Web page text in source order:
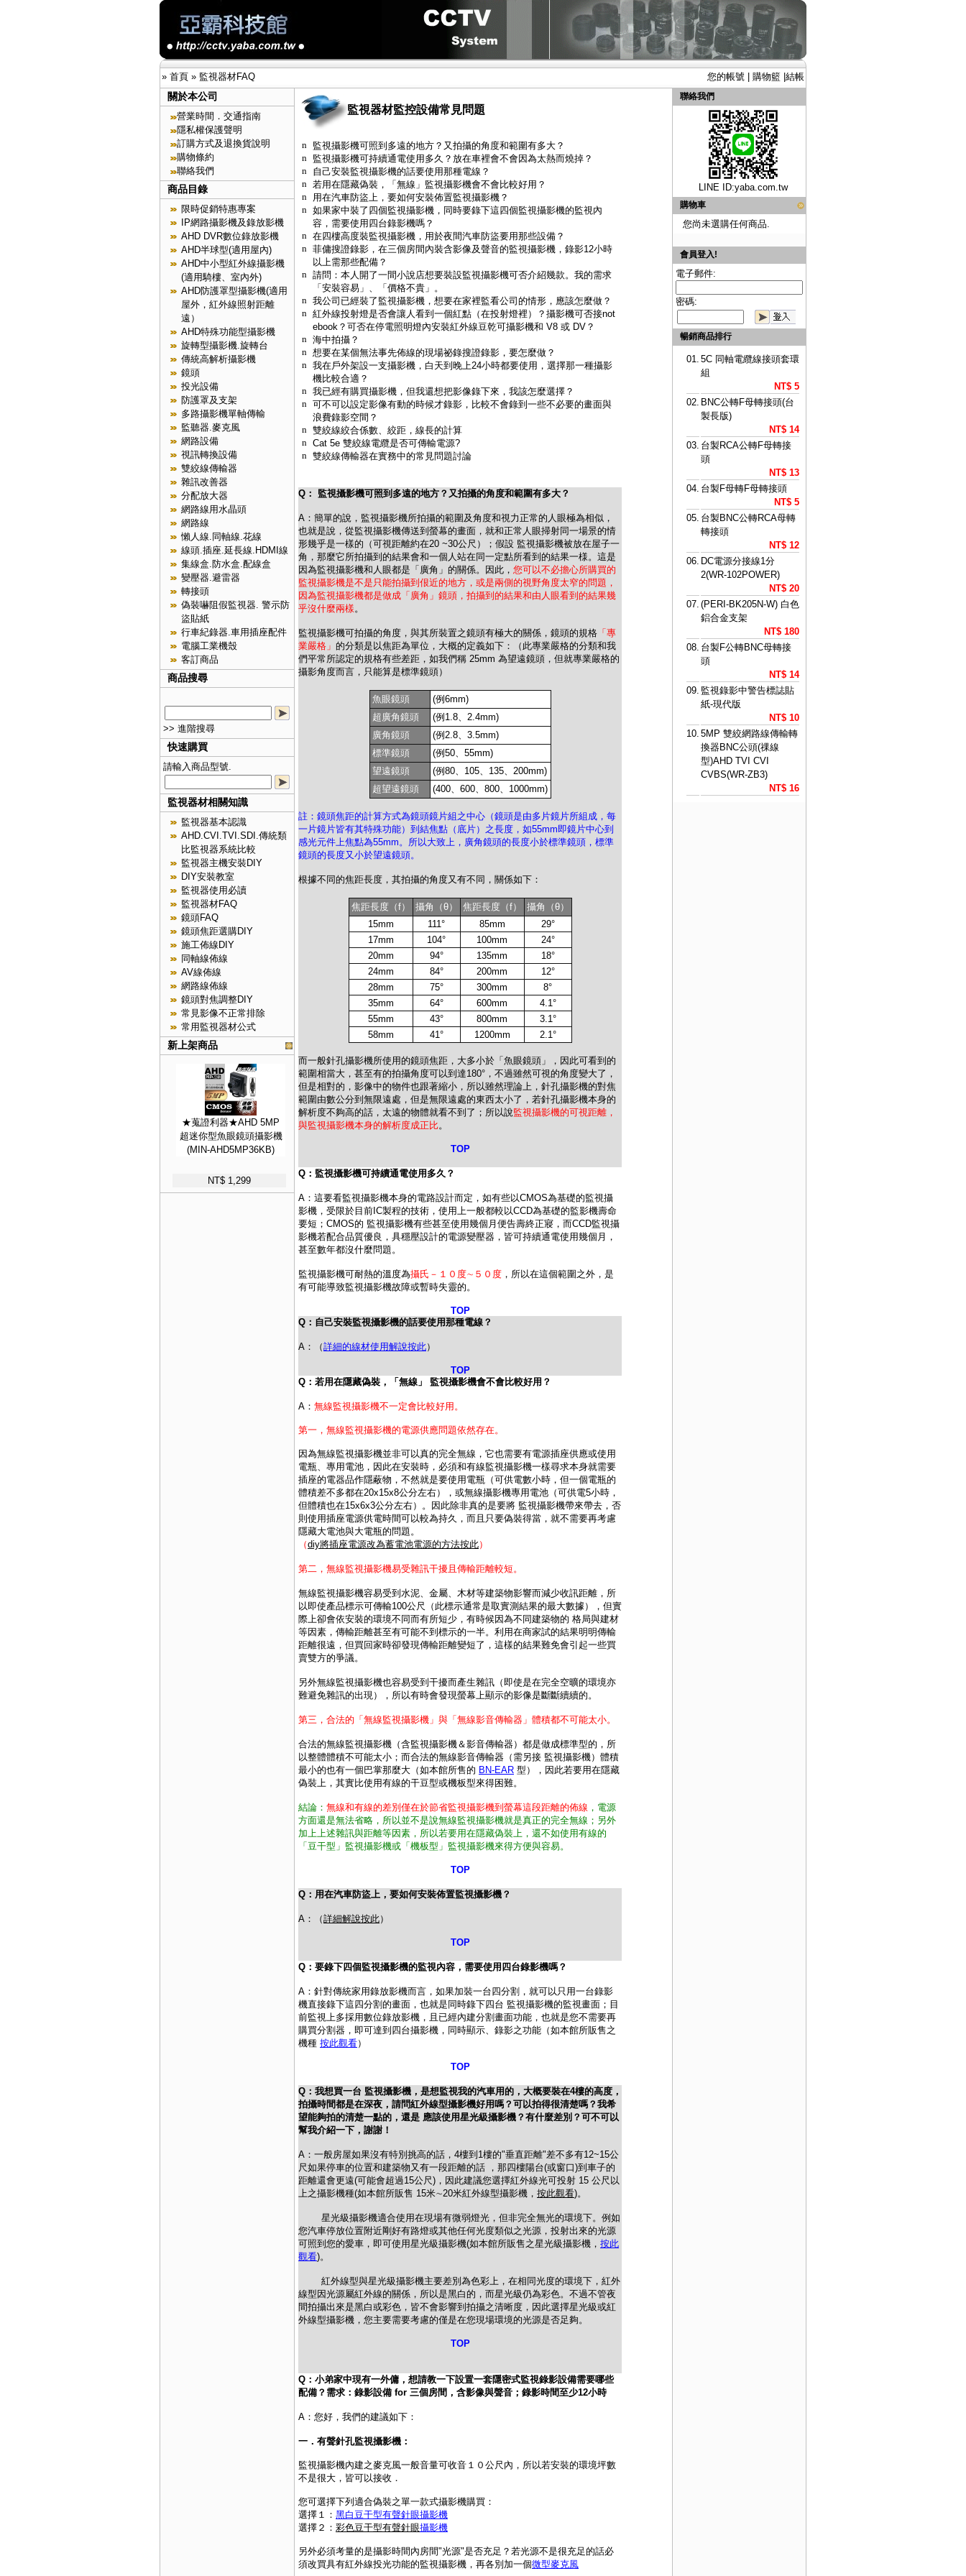
» 首頁 » 監視器材FAQ 您的帳號 購物籃 結帳
關於本公司
營業時間．交通指南
隱私權保護聲明
訂購方式及退換貨說明
購物條約
聯絡我們
商品目錄
限時促銷特惠專案
IP網路攝影機及錄放影機
AHD DVR數位錄放影機
AHD半球型(適用屋內)
AHD中小型紅外線攝影機
(適用騎樓、室內外)
AHD防護罩型攝影機(適用
屋外，紅外線照射距離
遠）
AHD特殊功能型攝影機
旋轉型攝影機.旋轉台
傳統高解析攝影機
鏡頭
投光設備
防護罩及支架
多路攝影機單軸傳輸
監聽器.麥克風
網路設備
視訊轉換設備
雙絞線傳輸器
雜訊改善器
分配放大器
網路線用水晶頭
網路線
懶人線.同軸線.花線
線頭.插座.延長線.HDMI線
集線盒.防水盒.配線盒
變壓器.避雷器
轉接頭
偽裝嚇阻假監視器. 警示防
盜貼紙
行車紀錄器.車用插座配件
電腦工業機殼
客訂商品
商品搜尋
>> 進階搜尋
快速購買
請輸入商品型號.
監視器材相關知識
監視器基本認識
AHD.CVI.TVI.SDI.傳統類
比監視器系統比較
監視器主機安裝DIY
DIY安裝教室
監視器使用必讀
監視器材FAQ
鏡頭FAQ
鏡頭焦距選購DIY
施工佈線DIY
同軸線佈線
AV線佈線
網路線佈線
鏡頭對焦調整DIY
常見影像不正常排除
常用監視器材公式
新上架商品
★蒐證利器★AHD 5MP
超迷你型魚眼鏡頭攝影機
(MIN-AHD5MP36KB)
NT$ 1,299
監視器材監控設備常見問題
n
監視攝影機可照到多遠的地方？又拍攝的角度和範圍有多大？
n
監視攝影機可持續通電使用多久？放在車裡會不會因為太熱而燒掉？
n
自己安裝監視攝影機的話要使用那種電線？
n 若用在隱藏偽裝，「無線」監視攝影機會不會比較好用？
n
用在汽車防盜上，要如何安裝佈置監視攝影機？
n 如果家中裝了四個監視攝影機，同時要錄下這四個監視攝影機的監視內
容，需要使用四台錄影機嗎？
n 在四樓高度裝監視攝影機，用於夜間汽車防盜要用那些設備？
n 菲傭搜證錄影，在三個房間內裝含影像及聲音的監視攝影機，錄影12小時
以上需那些配備？
n 請問：本人開了一間小說店想要裝設監視攝影機可否介紹幾款。我的需求
「安裝容易」、「價格不貴」。
n 我公司已經裝了監視攝影機，想要在家裡監看公司的情形，應該怎麼做？
n 紅外線投射燈是否會讓人看到一個紅點（在投射燈裡）？攝影機可否接not
ebook？可否在停電照明燈內安裝紅外線豆乾可攝影機和 V8 或 DV？
n 海中拍攝？
n 想要在某個無法事先佈線的現場祕錄搜證錄影，要怎麼做？
n 我在戶外架設一支攝影機，白天到晚上24小時都要使用，選擇那一種攝影
機比較合適？
n 我已經有購買攝影機，但我還想把影像錄下來，我該怎麼選擇？
n 可不可以設定影像有動的時候才錄影，比較不會錄到一些不必要的畫面與
浪費錄影空間？
n 雙絞線絞合係數、絞距，線長的計算
n Cat 5e 雙絞線電纜是否可傳輸電源?
n 雙絞線傳輸器在實務中的常見問題討論
Q： 監視攝影機可照到多遠的地方？又拍攝的角度和範圍有多大？
A：簡單的說，監視攝影機所拍攝的範圍及角度和視力正常的人眼極為相似，
也就是說，從監視攝影機傳送到螢幕的畫面，就和正常人眼掃射同一場景的情
形幾乎是一樣的（可視距離約在20 ~30公尺）；假設 監視攝影機被放在屋子一
角，那麼它所拍攝到的結果會和一個人站在同一定點所看到的結果一様。這是
因為監視攝影機和人眼都是「廣角」的關係。因此， 您可以不必擔心所購買的
監視攝影機是不是只能拍攝到佷近的地方，或是兩側的視野角度太窄的問題，
因為監視攝影機都是做成「廣角」鏡頭，拍攝到的結果和由人眼看到的結果幾
乎沒什麼兩樣 。
監視攝影機可拍攝的角度，與其所裝置之鏡頭有極大的關係，鏡頭的規格 「專
業嚴格」 的分類是以焦距為單位，大概的定義如下：（此專業嚴格的分類和我
們平常所認定的規格有些差距，如我們稱 25mm 為望遠鏡頭，但就專業嚴格的
攝影角度而言，只能算是標準鏡頭）
魚眼鏡頭
(例6mm)
超廣角鏡頭
(例1.8、2.4mm)
廣角鏡頭
(例2.8、3.5mm)
標準鏡頭
(例50、55mm)
望遠鏡頭
(例80、105、135、200mm)
超望遠鏡頭
(400、600、800、1000mm)
註：鏡頭焦距的計算方式為鏡頭鏡片組之中心（鏡頭是由多片鏡片所組成，每
一片鏡片皆有其特殊功能）到結焦點（底片）之長度，如55mm即鏡片中心到
感光元件上焦點為55mm。所以大致上，廣角鏡頭的長度小於標準鏡頭，標準
鏡頭的長度又小於望遠鏡頭。
根據不同的焦距長度，其拍攝的角度又有不同，關係如下：
焦距長度（f） 攝角（θ） 焦距長度（f）
攝角（θ）
15mm
111° 85mm
29°
17mm
104° 100mm
24°
20mm
94° 135mm
18°
24mm
84° 200mm
12°
28mm
75° 300mm
8°
35mm
64° 600mm
4.1°
55mm
43° 800mm
3.1°
58mm
41° 1200mm 2.1°
而一般針孔攝影機所使用的鏡頭焦距，大多小於「魚眼鏡頭」，因此可看到的
範圍相當大，甚至有的拍攝角度可以到達180° ，不過雖然可視的角度變大了，
但是相對的，影像中的物件也跟著縮小，所以雖然理論上，針孔攝影機的對焦
範圍由數公分到無限遠處，但是無限遠處的東西太小了，若針孔攝影機本身的
解析度不夠高的話，太遠的物體就看不到了；所以說監視攝影機的可視距離，
與監視攝影機本身的解析度成正比。
TOP
Q： 監視攝影機可持續通電使用多久？
A：這要看監視攝影機本身的電路設計而定，如有些以CMOS為基礎的監視攝
影機，受限於目前IC製程的技術，使用上一般都較以CCD為基礎的監影機壽命
要短；CMOS的 監視攝影機有些甚至使用幾個月便告壽終正寢，而CCD監視攝
影機若配合品質優良，具穩壓設計的電源變壓器，皆可持續通電使用幾個月，
甚至數年都沒什麼問題。
監視攝影機可耐熱的溫度為攝氏－１０度∼５０度 ，所以在這個範圍之外，是
有可能導致監視攝影機故障或暫時失靈的。
TOP
Q：自己安裝監視攝影機的話要使用那種電線？
A：（詳細的線材使用解說按此）
TOP
Q：若用在隱藏偽裝，「無線」 監視攝影機會不會比較好用？
A： 無線監視攝影機不一定會比較好用。
第一，無線監視攝影機的電源供應問題依然存在。
因為無線監視攝影機並非可以真的完全無線，它也需要有電源插座供應或使用
電瓶、專用電池，因此在安裝時，必須和有線監視攝影機一樣尋求本身就需要
插座的電器品作隱蔽物，不然就是要使用電瓶（可供電數小時，但一個電瓶的
體積差不多都在20x15x8公分左右），或無線攝影機專用電池（可供電5小時，
但體積也在15x6x3公分左右）。因此除非真的是要將 監視攝影機帶來帶去，否
則使用插座電源供電時間可以較為持久，而且只要偽裝得當，就不需要再考慮
隱藏大電池與大電瓶的問題。
（diy將插座電源改為蓄電池電源的方法按此）
第二，無線監視攝影機易受雜訊干擾且傳輸距離較短。
無線監視攝影機容易受到水泥、金屬、木材等建築物影響而減少收訊距離，所
以即使產品標示可傳輸100公尺（此標示通常是取實測結果的最大數據），但實
際上卻會依安裝的環境不同而有所短少，有時候因為不同建築物的 格局與建材
等因素，傳輸距離甚至有可能不到標示的一半。利用在商家試的結果明明傳輸
距離很遠，但買回家時卻發現傳輸距離變短了，這樣的結果難免會引起一些買
賣雙方的爭議。
另外無線監視攝影機也容易受到干擾而產生雜訊（即使是在完全空曠的環境亦
難避免雜訊的出現），所以有時會發現螢幕上顯示的影像是斷斷續續的。
第三，合法的「無線監視攝影機」與「無線影音傳輸器」體積都不可能太小。
合法的無線監視攝影機（含監視攝影機＆影音傳輸器）都是做成標準型的，所
以整體體積不可能太小；而合法的無線影音傳輸器（需另接 監視攝影機）體積
最小的也有一個巴掌那麼大（如本館所售的 BN-EAR 型），因此若要用在隱藏
偽裝上，其實比使用有線的干豆型或機板型來得困難。
結論： 無線和有線的差別僅在於節省監視攝影機到螢幕這段距離的佈線 ，電源
方面還是無法省略，所以並不是說無線監視攝影機就是真正的完全無線；另外
加上上述雜訊與距離等因素，所以若要用在隱藏偽裝上，還不如使用有線的
「豆干型」監視攝影機或「機板型」監視攝影機來得方便與容易。
TOP
Q：用在汽車防盜上，要如何安裝佈置監視攝影機？
A：（詳細解說按此）
TOP
Q：要錄下四個監視攝影機的監視內容，需要使用四台錄影機嗎？
A： 針對傳統家用錄放影機而言，如果加裝一台四分割，就可以只用一台錄影
機直接錄下這四分割的畫面，也就是同時錄下四台 監視攝影機的監視畫面；目
前監視上多採用數位錄放影機，且已經內建分割畫面功能，也就是您不需要再
購買分割器，即可達到四台攝影機，同時顯示、錄影之功能（如本館所販售之
機種 按此觀看）
TOP
Q： 我想買一台 監視攝影機，是想監視我的汽車用的，大概要裝在4樓的高度，
拍攝時間都是在深夜，請問紅外線型攝影機好用嗎？可以拍得很清楚嗎？我希
望能夠拍的清楚一點的，還是 應該使用星光級攝影機？有什麼差別？可不可以
幫我介紹一下，謝謝！
A：一般房屋如果沒有特別挑高的話，4樓到1樓的"垂直距離"差不多有12~15公
尺如果停車的位置和建築物又有一段距離的話 ，那四樓陽台(或窗口)到車子的
距離還會更遠(可能會超過15公尺)，因此建議您選擇紅外線光可投射 15 公尺以
上之攝影機種(如本館所販售 15米∼20米紅外線型攝影機， 按此觀看)。
星光級攝影機適合使用在現場有微弱燈光，但非完全無光的環境下。例如
您汽車停放位置附近剛好有路燈或其他任何光度類似之光源，投射出來的光源
可照到您的愛車，即可使用星光級攝影機(如本館所販售之星光級攝影機， 按此
觀看)。
紅外線型與星光級攝影機主要差別為色彩上，在相同光度的環境下，紅外
線型因光源屬紅外線的關係，所以是黑白的，而星光級仍為彩色。不過不管夜
間拍攝出來是黑白或彩色，皆不會影響到拍攝之清晰度，因此選擇星光級或紅
外線型攝影機，您主要需要考慮的僅是在您現場環境的光源是否足夠。
TOP
Q： 小弟家中現有一外傭，想請教一下設置一套隱密式監視錄影設備需要哪些
配備？需求：錄影設備 for 三個房間，含影像與聲音；錄影時間至少12小時
A：您好，我們的建議如下：
一．有聲針孔監視攝影機：
監視攝影機內建之麥克風一般音量可收音１０公尺內，所以若安裝的環境坪數
不是很大，皆可以接收．
您可選擇下列適合偽裝之單一款式攝影機購買：
選擇１： 黑白豆干型有聲針眼攝影機
選擇２： 彩色豆干型有聲針眼攝影機
另外必須考量的是攝影時間內房間"光源"是否充足？若光源不是很充足的話必
須改買具有紅外線投光功能的監視攝影機，再各別加一個微型麥克風
聯絡我們
LINE ID:yaba.com.tw
購物車
您尚未選購任何商品.
會員登入!
電子郵件:
密碼:
暢銷商品排行
01. 5C 同軸電纜線接頭套環
組
NT$ 5
02. BNC公轉F母轉接頭(台
製長版)
NT$ 14
03. 台製RCA公轉F母轉接
頭
NT$ 13
04. 台製F母轉F母轉接頭
NT$ 5
05. 台製BNC公轉RCA母轉
轉接頭
NT$ 12
06. DC電源分接線1分
2(WR-102POWER)
NT$ 20
07. (PERI-BK205N-W) 白色
鋁合金支架
NT$ 180
08. 台製F公轉BNC母轉接
頭
NT$ 14
09. 監視錄影中警告標誌貼
紙-現代版
NT$ 10
10. 5MP 雙絞網路線傳輸轉
換器BNC公頭(祼線
型)AHD TVI CVI
CVBS(WR-ZB3)
NT$ 16